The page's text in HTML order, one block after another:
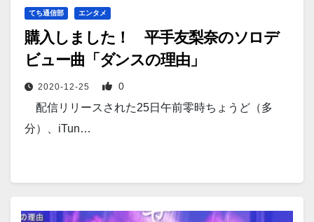
てち通信部 エンタメ
購入しました！ 平手友梨奈のソロデ
ビュー曲「ダンスの理由」
2020-12-25 0
配信リリースされた25日午前零時ちょうど（多
分）、iTun…